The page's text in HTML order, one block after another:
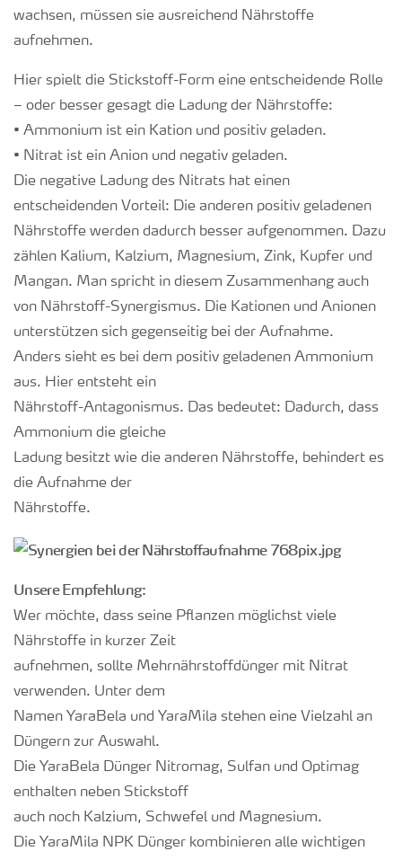
wachsen, müssen sie ausreichend Nährstoffe
aufnehmen.
Hier spielt die Stickstoff-Form eine entscheidende Rolle
– oder besser gesagt die Ladung der Nährstoffe:
• Ammonium ist ein Kation und positiv geladen.
• Nitrat ist ein Anion und negativ geladen.
Die negative Ladung des Nitrats hat einen
entscheidenden Vorteil: Die anderen positiv geladenen
Nährstoffe werden dadurch besser aufgenommen. Dazu
zählen Kalium, Kalzium, Magnesium, Zink, Kupfer und
Mangan. Man spricht in diesem Zusammenhang auch
von Nährstoff-Synergismus. Die Kationen und Anionen
unterstützen sich gegenseitig bei der Aufnahme.
Anders sieht es bei dem positiv geladenen Ammonium
aus. Hier entsteht ein
Nährstoff-Antagonismus. Das bedeutet: Dadurch, dass
Ammonium die gleiche
Ladung besitzt wie die anderen Nährstoffe, behindert es
die Aufnahme der
Nährstoffe.
Unsere Empfehlung:
Wer möchte, dass seine Pflanzen möglichst viele
Nährstoffe in kurzer Zeit
aufnehmen, sollte Mehrnährstoffdünger mit Nitrat
verwenden. Unter dem
Namen YaraBela und YaraMila stehen eine Vielzahl an
Düngern zur Auswahl.
Die YaraBela Dünger Nitromag, Sulfan und Optimag
enthalten neben Stickstoff
auch noch Kalzium, Schwefel und Magnesium.
Die YaraMila NPK Dünger kombinieren alle wichtigen